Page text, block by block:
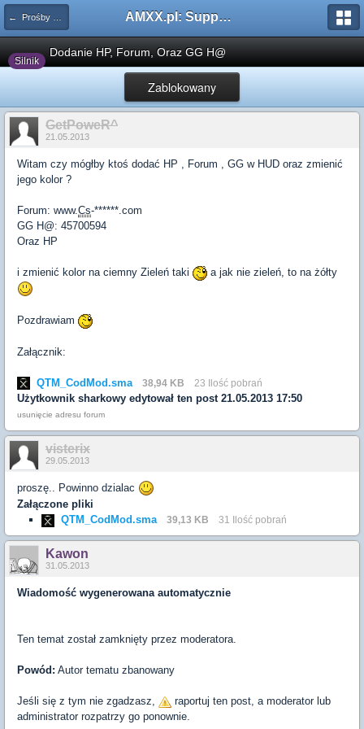
← Prośby o modyfikacje silników/klas/perków AMXX.pl: Support AMX Mod X i SourceMod
Silnik
Dodanie HP, Forum, Oraz GG H@
Zablokowany
GetPoweR^
21.05.2013
Witam czy mógłby ktoś dodać HP , Forum , GG w HUD oraz zmienić
jego kolor ?
Forum: www.Cs-******.com
GG H@: 45700594
Oraz HP
i zmienić kolor na ciemny Zieleń taki a jak nie zieleń, to na żółty
Pozdrawiam
Załącznik:
QTM_CodMod.sma 38,94 KB 23 Ilość pobrań
Użytkownik sharkowy edytował ten post 21.05.2013 17:50
usunięcie adresu forum
visterix
29.05.2013
proszę.. Powinno dzialac
Załączone pliki
QTM_CodMod.sma
39,13 KB 31 Ilość pobrań
Kawon
31.05.2013
Wiadomość wygenerowana automatycznie
Ten temat został zamknięty przez moderatora.
Powód: Autor tematu zbanowany
Jeśli się z tym nie zgadzasz,
raportuj ten post, a moderator lub
administrator rozpatrzy go ponownie.